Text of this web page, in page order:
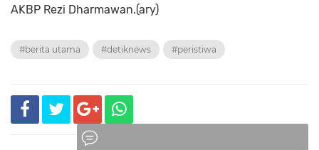
AKBP Rezi Dharmawan.(ary)
#berita utama #detiknews #peristiwa